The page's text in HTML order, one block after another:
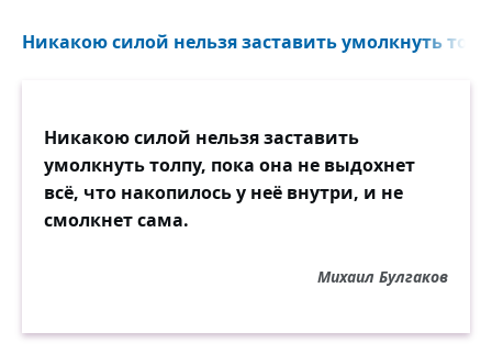
Никакою силой нельзя заставить умолкнуть
Никакою силой нельзя заставить
умолкнуть толпу, пока она не выдохнет
всё, что накопилось у неё внутри, и не
смолкнет сама.
Михаил Булгаков